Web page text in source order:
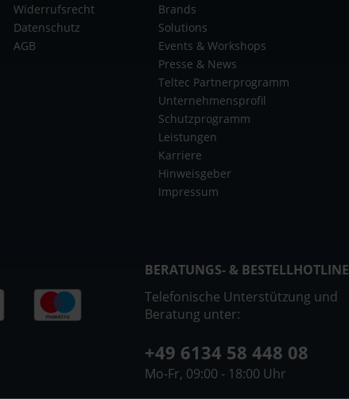
Widerrufsrecht
Datenschutz
AGB
Brands
Solutions
Events & Workshops
Presse & News
Teltec Partnerprogramm
Unternehmensprofil
Schutzprogramm
Leistungen
Karriere
Hinweisgeber
Impressum
BERATUNGS- & BESTELLHOTLINE
Telefonische Unterstützung und
Beratung unter:
+49 6134 58 448 08
Mo-Fr, 09:00 - 18:00 Uhr